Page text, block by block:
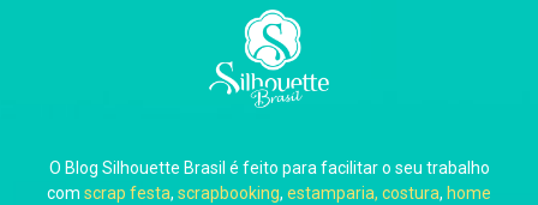
Carla Eschberger
Carol Pessoa
O Blog Silhouette Brasil é feito para facilitar o seu trabalho
com scrap festa, scrapbooking, estamparia, costura, home